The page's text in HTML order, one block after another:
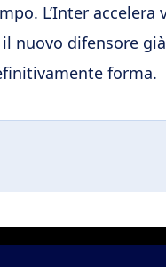
L’Inter
nuovo difensore
forma.